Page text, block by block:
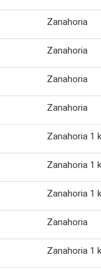
Zanahoria
Zanahoria
Zanahoria
Zanahoria
Zanahoria 1
Zanahoria 1
Zanahoria 1
Zanahoria
Zanahoria 1